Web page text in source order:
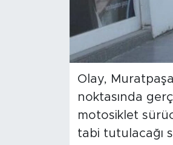
Olay,
noktasında
motosiklet
tabi tutulacağı